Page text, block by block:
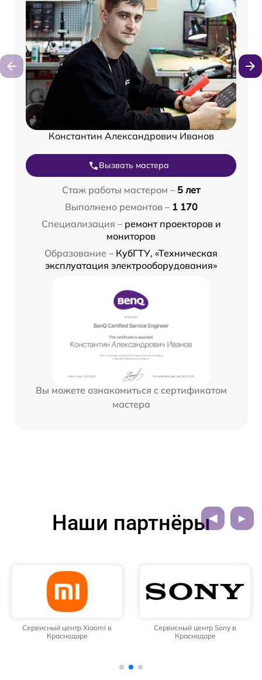
Константин Александрович Иванов
Вызвать мастера
Стаж работы мастером – 5 лет
Выполнено ремонтов – 1 170
Специализация – ремонт проекторов и
мониторов
Образование – КубГТУ, «Техническая
эксплуатация электрооборудования»
Вы можете ознакомиться с сертификатом
мастера
Наши партнёры
Сервисный центр Xiaomi в
Краснодаре
Сервисный центр Sony в
Краснодаре